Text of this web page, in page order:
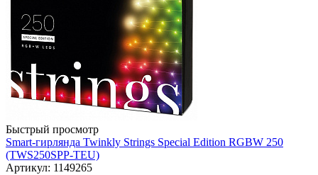
Быстрый просмотр
Smart-гирлянда Twinkly Strings Special Edition RGBW 250
(TWS250SPP-TEU)
Артикул: 1149265